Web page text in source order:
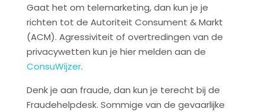
Gaat het om telemarketing, dan kun je je
richten tot de Autoriteit Consument & Markt
(ACM). Agressiviteit of overtredingen van de
privacywetten kun je hier melden aan de
ConsuWijzer.
Denk je aan fraude, dan kun je terecht bij de
Fraudehelpdesk. Sommige van de gevaarlijke